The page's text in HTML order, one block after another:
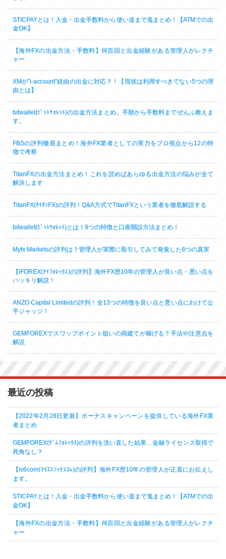
STICPAYとは！入金・出金手数料から使い道まで鬼まとめ！【ATMでの出
金OK】
【海外FXの出金方法・手数料】何百回と出金経験がある管理人がレクチ
ャー
XMが”i-account”経由の出金に対応？！【現状は利用すべきでない5つの理
由とは】
bitwallet(ﾋﾞｯﾄｳｫﾚｯﾄ)の出金方法まとめ。手順から手数料までぜんぶ教えま
す。
FBSの評判徹底まとめ！海外FX業者としての実力をプロ視点から12の特
徴で考察
TitanFXの出金方法まとめ！これを読めばあらゆる出金方法の悩みが全て
解決します
TitanFX(ﾀｲﾀﾝFX)の評判！Q&A方式でTitanFXという業者を徹底解説する
bitwallet(ﾋﾞｯﾄｳｫﾚｯﾄ)とは！9つの特徴と口座開設方法まとめ！
Myfx Marketsの評判は？管理人が実際に取引してみて発覚した8つの真実
【iFOREX(ｱｲﾌｫﾚｯｸｽ)の評判】海外FX歴10年の管理人が良い点・悪い点を
ハッキリ解説！
ANZO Capital Limitedの評判！全13つの特徴を良い点と悪い点にわけて公
平ジャッジ！
GEMFOREXでスワップポイント狙いの両建てが稼げる？手法や注意点を
解説
最近の投稿
【2022年2月28日更新】ボーナスキャンペーンを提供している海外FX業
者まとめ
GEMFOREX(ｹﾞﾑﾌｫﾚｯｸｽ)の評判を洗い直した結果…金融ライセンス取得で
死角なし？
【is6com(ｱｲｴｽｼｯｸｽｺﾑ)の評判】海外FX歴10年の管理人が正直にお伝えし
ます。
STICPAYとは！入金・出金手数料から使い道まで鬼まとめ！【ATMでの出
金OK】
【海外FXの出金方法・手数料】何百回と出金経験がある管理人がレクチ
ャー